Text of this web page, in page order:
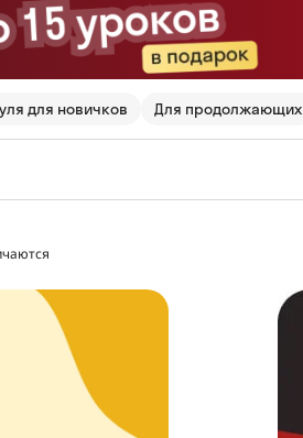
для новичков Для продолжающих